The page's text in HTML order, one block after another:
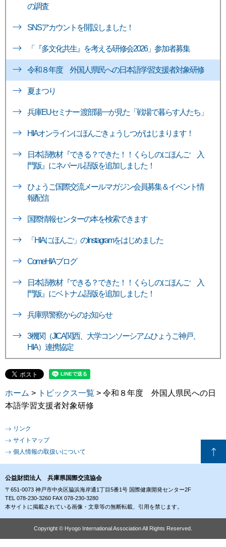
の調査
SNSアカウントを開設しました！
「『多文化共生』を考える研修会2026」参加者募集
令和８年度 外国人県民への日本語学習支援者対象研修
夏まつり
兵庫EUセミナー 渡部陽一が見た「戦場で暮らす人たち」
HIAオンラインにほんごきょうしつがはじまります！
日本語教材『できる？できた！！くらしのにほんご 入
門版』にネパール語版を追加しました！
ひょうご国際交流メールマガジン会員募集＆イベント情
報配信
国際情報センターの本を検索できます
「HIAにほんご」のInstagramをはじめました
ComeHIAブログ
日本語教材『できる？できた！！くらしのにほんご 入
門版』にベトナム語版を追加しました！
兵庫県警察からのお知らせ
3機関（JICA関西、大学コンソーシアムひょうご神戸、
HIA）連携協定
ホーム > トピックス一覧 > 令和８年度 外国人県民への日
本語学習支援者対象研修
リンク
サイトマップ
個人情報の取扱いについて
公益財団法人 兵庫県国際交流協会
〒651-0073 神戸市中央区脇浜海岸通1丁目5番1号 国際健康開発センター2F
TEL 078-230-3260 FAX 078-230-3280
本サイトに掲載されている画像・文章等の無断転載、引用を禁じます。
Copyright © Hyogo International Association All Rights Reserved.